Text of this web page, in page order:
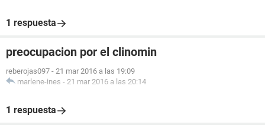
1 respuesta
preocupacion por el clinomin
reberojas097 - 21 mar 2016 a las 19:09
marlene-ines - 21 mar 2016 a las 20:14
1 respuesta